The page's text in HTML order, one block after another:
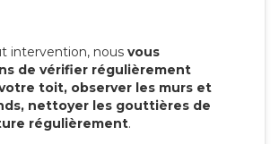
intervention, nous vous
de vérifier régulièrement
toit, observer les murs et
nettoyer les gouttières de
régulièrement.